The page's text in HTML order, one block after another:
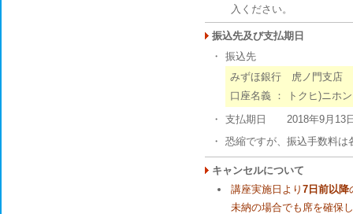
入ください。
振込先及び支払期日
・
振込先
みずほ銀行 虎ノ門支店
口座名義 ： トクヒ)ニホ
・
支払期日 2018年9月13
・
恐縮ですが、振込手数料は
キャンセルについて
講座実施日より 7日前以降
未納の場合でも席を確保